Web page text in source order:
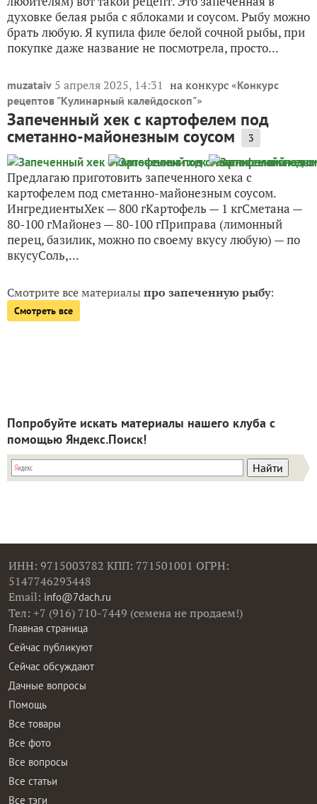
духовке белая рыба с яблоками и соусом. Рыбу можно
брать любую. Я купила филе белой сочной рыбы, при
покупке даже название не посмотрела, просто...
muzataiv 5 апреля 2025, 14:31 на конкурс «Конкурс
рецептов "Кулинарный калейдоскоп"»
Запеченный хек с картофелем под
сметанно-майонезным соусом 3
Предлагаю приготовить запеченного хека с
картофелем под сметанно-майонезным соусом.
ИнгредиентыХек — 800 гКартофель — 1 кгСметана —
80-100 гМайонез — 80-100 гПриправа (лимонный
перец, базилик, можно по своему вкусу любую) — по
вкусуСоль,...
Смотрите все материалыпро запеченную рыбу:
Смотреть все
Попробуйте искать материалы нашего клуба с
помощью Яндекс.Поиск!
ИНН: 9715003782 КПП: 771501001 ОГРН:
5147746293448
Email: info@7dach.ru
Тел: +7 (916) 710-7449 (семена не продаем!)
Главная страница
Сейчас публикуют
Сейчас обсуждают
Дачные вопросы
Помощь
Все товары
Все фото
Все вопросы
Все статьи
Все тэги